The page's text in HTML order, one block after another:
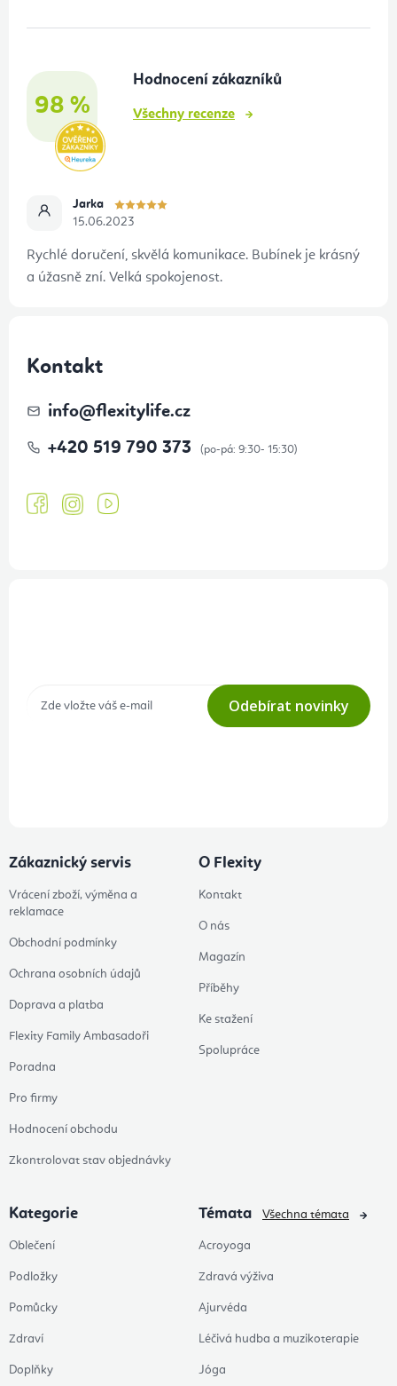
98 %
Hodnocení zákazníků
Všechny recenze
Jarka
15.06.2023
Rychlé doručení, skvělá komunikace. Bubínek je krásný
a úžasně zní. Velká spokojenost.
Kontakt
info@flexitylife.cz
+420 519 790 373
Odebírat novinky
Zákaznický servis
Vrácení zboží, výměna a
reklamace
Obchodní podmínky
Ochrana osobních údajů
Doprava a platba
Flexity Family Ambasadoři
Poradna
Pro firmy
Hodnocení obchodu
Zkontrolovat stav objednávky
O Flexity
Kontakt
O nás
Magazín
Příběhy
Ke stažení
Spolupráce
Kategorie
Oblečení
Podložky
Pomůcky
Zdraví
Doplňky
Témata
Acroyoga
Zdravá výživa
Ajurvéda
Léčivá hudba a muzikoterapie
Jóga
Všechna témata